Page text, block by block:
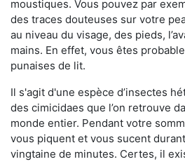
moustiques. Vous pouvez par
des traces douteuses sur votre
au niveau du visage, des pieds,
mains. En effet, vous êtes
punaises de lit.
Il s'agit d'une espèce d’insectes
des cimicidaes que l’on retrouve
monde entier. Pendant votre
vous piquent et vous sucent
vingtaine de minutes. Certes, il